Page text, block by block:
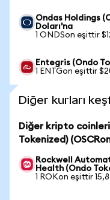
Ondas Holdings
Doları'na
1 ONDSon eşittir
Entegris (Ondo
1 ENTGon eşittir
Diğer kurları
Diğer kripto
Tokenized)
Rockwell
Health (Ondo
1 ROKon eşittir